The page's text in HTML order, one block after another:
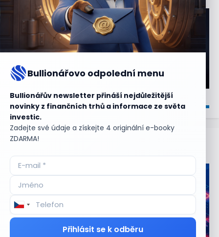
Bullionářovo odpolední menu
Bullionářův newsletter přináší nejdůležitější
novinky z finančních trhů a informace ze světa
investic.
Zadejte své údaje a získejte 4 originální e-booky
ZDARMA!
Přihlásit se k odběru
Aktuální